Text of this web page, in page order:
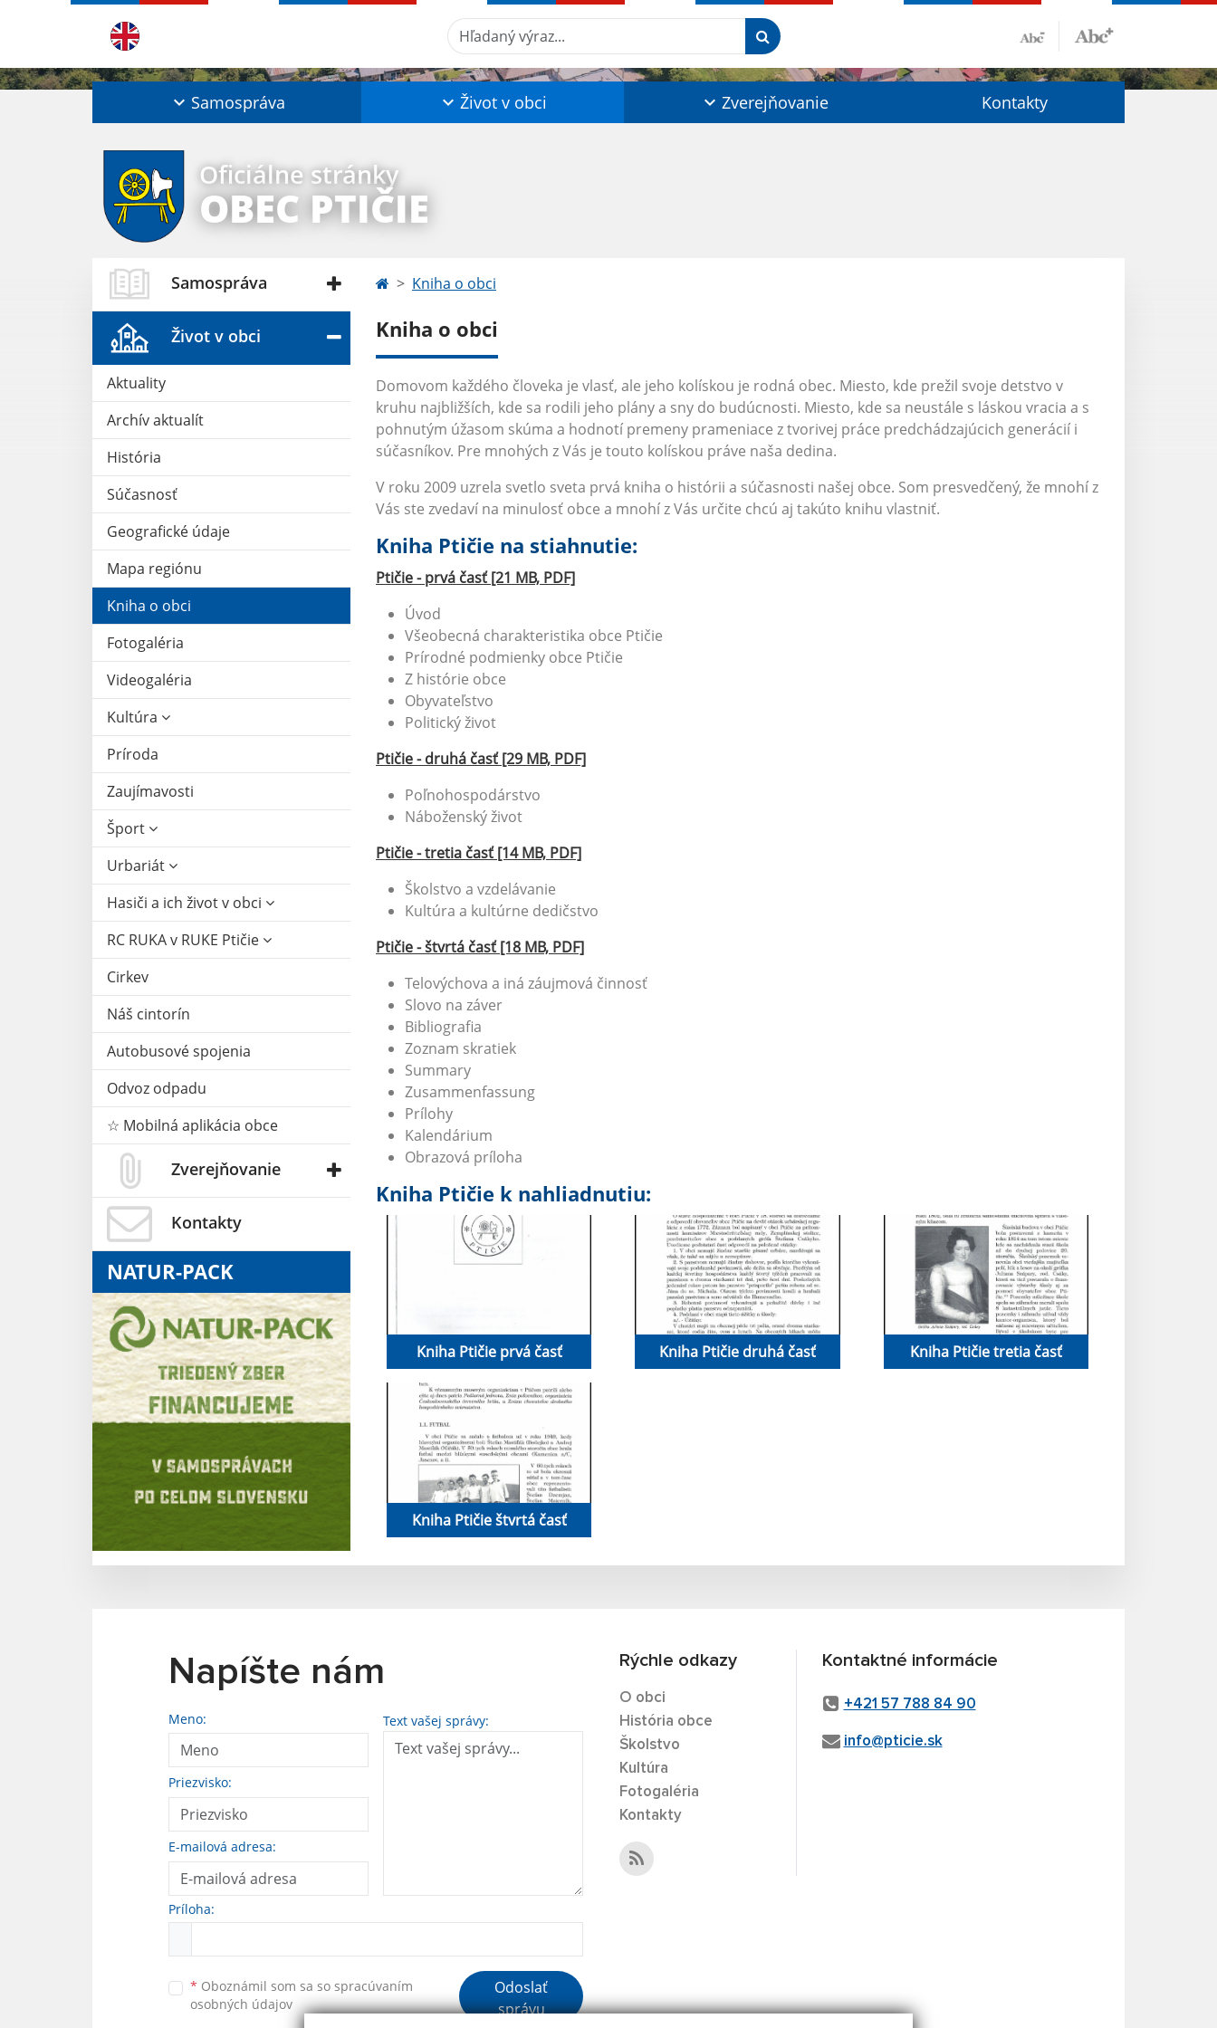
Hľadaný výraz...
Samospráva Život v obci Zverejňovanie Kontakty
Oficiálne stránky
OBEC PTIČIE
Samospráva
Život v obci
Aktuality
Archív aktualít
História
Súčasnosť
Geografické údaje
Mapa regiónu
Kniha o obci
Fotogaléria
Videogaléria
Kultúra
Príroda
Zaujímavosti
Šport
Urbariát
Hasiči a ich život v obci
RC RUKA v RUKE Ptičie
Cirkev
Náš cintorín
Autobusové spojenia
Odvoz odpadu
☆ Mobilná aplikácia obce
Zverejňovanie
Kontakty
NATUR-PACK
Kniha o obci
Kniha o obci
Domovom každého človeka je vlasť, ale jeho kolískou je rodná obec. Miesto, kde prežil svoje detstvo v
kruhu najbližších, kde sa rodili jeho plány a sny do budúcnosti. Miesto, kde sa neustále s láskou vracia a s
pohnutým úžasom skúma a hodnotí premeny prameniace z tvorivej práce predchádzajúcich generácií i
súčasníkov. Pre mnohých z Vás je touto kolískou práve naša dedina.
V roku 2009 uzrela svetlo sveta prvá kniha o histórii a súčasnosti našej obce. Som presvedčený, že mnohí z
Vás ste zvedaví na minulosť obce a mnohí z Vás určite chcú aj takúto knihu vlastniť.
Kniha Ptičie na stiahnutie:
Ptičie - prvá časť [21 MB, PDF]
Úvod
Všeobecná charakteristika obce Ptičie
Prírodné podmienky obce Ptičie
Z histórie obce
Obyvateľstvo
Politický život
Ptičie - druhá časť [29 MB, PDF]
Poľnohospodárstvo
Náboženský život
Ptičie - tretia časť [14 MB, PDF]
Školstvo a vzdelávanie
Kultúra a kultúrne dedičstvo
Ptičie - štvrtá časť [18 MB, PDF]
Telovýchova a iná záujmová činnosť
Slovo na záver
Bibliografia
Zoznam skratiek
Summary
Zusammenfassung
Prílohy
Kalendárium
Obrazová príloha
Kniha Ptičie k nahliadnutiu:
Kniha Ptičie prvá časť Kniha Ptičie druhá časť Kniha Ptičie tretia časť
Kniha Ptičie štvrtá časť
Napíšte nám
Meno:
Priezvisko:
E-mailová adresa:
Text vašej správy:
Príloha:
* Oboznámil som sa so spracúvaním
osobných údajov
Odoslať
správu
Rýchle odkazy
O obci
História obce
Školstvo
Kultúra
Fotogaléria
Kontakty
Kontaktné informácie
+421 57 788 84 90
info@pticie.sk